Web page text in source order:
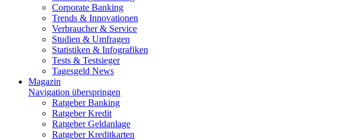
Corporate Banking
Trends & Innovationen
Verbraucher & Service
Studien & Umfragen
Statistiken & Infografiken
Tests & Testsieger
Tagesgeld News
Magazin
Navigation überspringen
Ratgeber Banking
Ratgeber Kredit
Ratgeber Geldanlage
Ratgeber Kreditkarten